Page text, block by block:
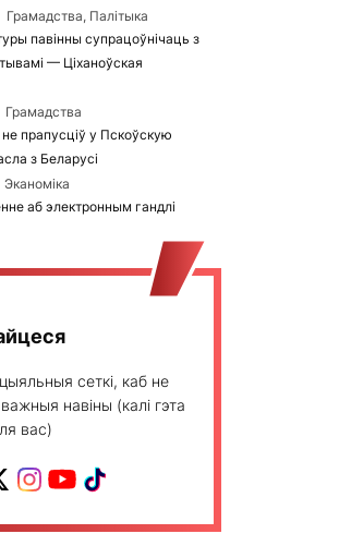
Грамадства, Палітыка
павінны супрацоўнічаць з
— Ціханоўская
Грамадства
прапусціў у Пскоўскую
з Беларусі
Эканоміка
аб электронным гандлі
сеткі, каб не
навіны (калі гэта
вас)